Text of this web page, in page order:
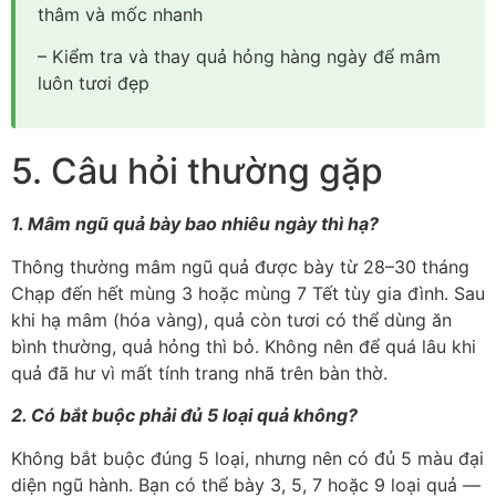
thâm và mốc nhanh
– Kiểm tra và thay quả hỏng hàng ngày để mâm
luôn tươi đẹp
5. Câu hỏi thường gặp
1. Mâm ngũ quả bày bao nhiêu ngày thì hạ?
Thông thường mâm ngũ quả được bày từ 28–30 tháng
Chạp đến hết mùng 3 hoặc mùng 7 Tết tùy gia đình. Sau
khi hạ mâm (hóa vàng), quả còn tươi có thể dùng ăn
bình thường, quả hỏng thì bỏ. Không nên để quá lâu khi
quả đã hư vì mất tính trang nhã trên bàn thờ.
2. Có bắt buộc phải đủ 5 loại quả không?
Không bắt buộc đúng 5 loại, nhưng nên có đủ 5 màu đại
diện ngũ hành. Bạn có thể bày 3, 5, 7 hoặc 9 loại quả —